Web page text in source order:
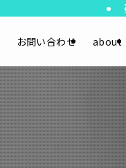
お問い合わせ about